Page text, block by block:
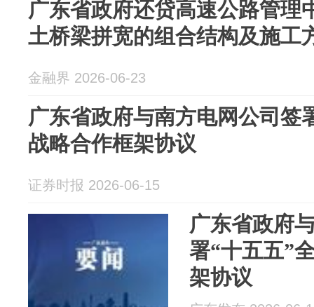
广东省政府还贷高速公路管理
土桥梁拼宽的组合结构及施工
金融界 2026-06-23
广东省政府与南方电网公司签
战略合作框架协议
证券时报 2026-06-15
广东省政府
署“十五五”
架协议